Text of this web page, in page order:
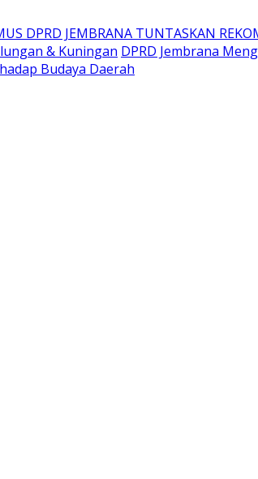
DPRD JEMBRANA TUNTASKAN
& Kuningan DPRD Jembrana
Budaya Daerah